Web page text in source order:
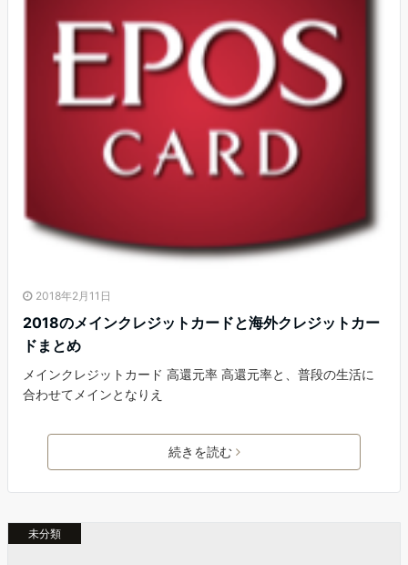
2018年2月11日
2018のメインクレジットカードと海外クレジットカー
ドまとめ
メインクレジットカード 高還元率 高還元率と、普段の生活に
合わせてメインとなりえ
続きを読む
未分類